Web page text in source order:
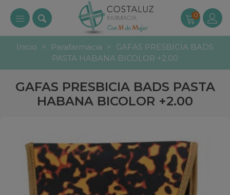
0
Inicio > Parafarmacia >
GAFAS PRESBICIA BADS
PASTA HABANA BICOLOR +2.00
GAFAS PRESBICIA BADS PASTA
HABANA BICOLOR +2.00